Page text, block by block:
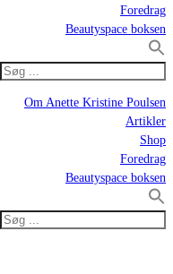
Foredrag
Beautyspace boksen
Om Anette Kristine Poulsen
Artikler
Shop
Foredrag
Beautyspace boksen